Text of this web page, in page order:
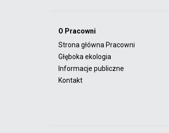
O Pracowni
Strona główna Pracowni
Głęboka ekologia
Informacje publiczne
Kontakt